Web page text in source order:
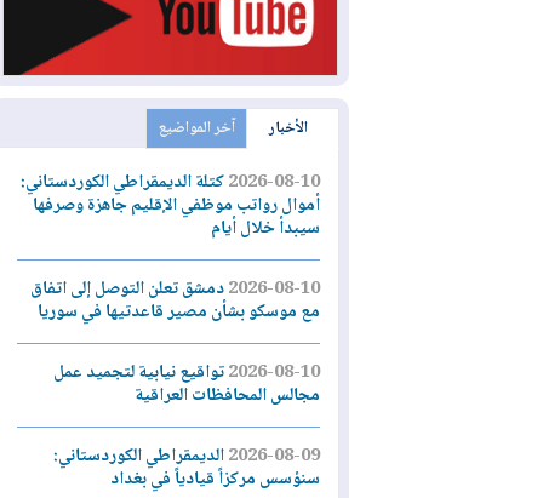
الأخبار آخر المواضيع
2026-08-10كتلة الديمقراطي الكوردستاني:
أموال رواتب موظفي الإقليم جاهزة وصرفها
سيبدأ خلال أيام
2026-08-10دمشق تعلن التوصل إلى اتفاق
مع موسكو بشأن مصير قاعدتيها في سوريا
2026-08-10تواقيع نيابية لتجميد عمل
مجالس المحافظات العراقية
2026-08-09الديمقراطي الكوردستاني:
سنؤسس مركزاً قيادياً في بغداد